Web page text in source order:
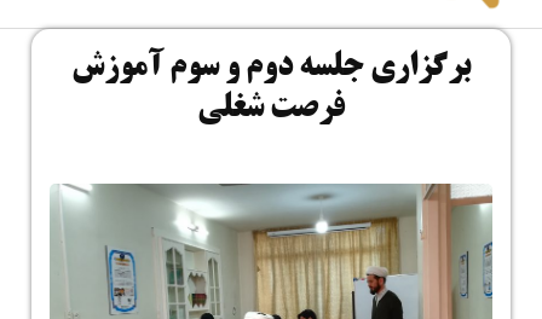
برگزاری جلسه دوم و سوم آموزش
فرصت شغلی